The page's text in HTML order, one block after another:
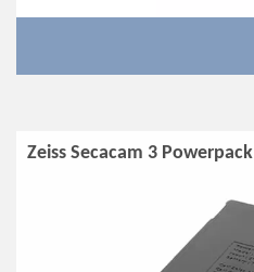
Zeiss Secacam 3 Powerpack